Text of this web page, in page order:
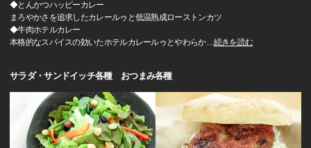
◆とんかつハッピーカレー
まろやかさを追求したカレールゥと低温熟成ローストンカツ
◆牛肉ホテルカレー
本格的なスパイスの効いたホテルカレールゥとやわらか…続きを読む
サラダ・サンドイッチ各種 おつまみ各種